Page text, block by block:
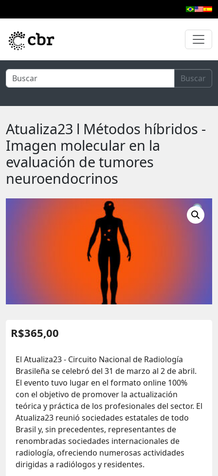
Buscar
Atualiza23 l Métodos híbridos -
Imagen molecular en la
evaluación de tumores
neuroendocrinos
R$365,00
El Atualiza23 - Circuito Nacional de Radiología
Brasileña se celebró del 31 de marzo al 2 de abril.
El evento tuvo lugar en el formato online 100%
con el objetivo de promover la actualización
teórica y práctica de los profesionales del sector. El
Atualiza23 reunió sociedades estatales de todo
Brasil y, sin precedentes, representantes de
renombradas sociedades internacionales de
radiología, ofreciendo numerosas actividades
dirigidas a radiólogos y residentes.